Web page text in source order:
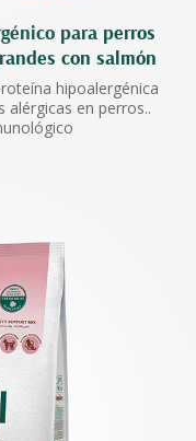
para perros
con salmón
hipoalergénica
alérgicas en perros..